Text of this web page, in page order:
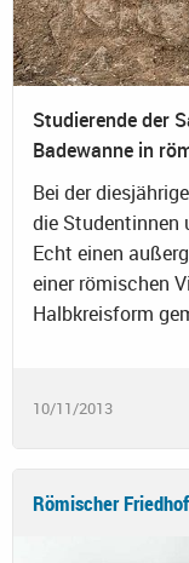
Studierende der
Badewanne in
Bei der
die Studentinnen
Echt einen
einer römischen
Halbkreisform
10/11/2013
Römischer